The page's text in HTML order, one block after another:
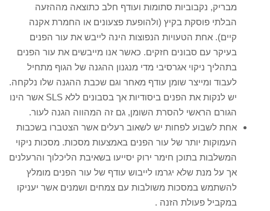
מבריק, נקבוביות סתומות ועודף חלב כתוצאה מההזעה
הבלתי פוסקת בקיץ (ולהופעת פצעונים או החמרת אקנה
קיים). אחת הטעויות הנפוצות הינה לייבש את עור הפנים
בעיקר עם סבונים חזקים. כאשר אנו מייבשים את עור הפנים
בתהליך ניקוי אגרסיבי מדי מנגנון ההגנה של הגוף מתחיל
לעבוד ומייצר שומן עודף מאחר וגם שכבת ההגנה שלו נלקחה.
יש לנקות את הפנים ביסודיות אך בסבונים ללא SLS אשר הינו
הגורם הראשי להסרת השומן, גם זה המהווה הגנה לעור.
אחת לשבוע לפחות יש לשאוב רעלים אשר הצטברו בשכבות
העמוקות יותר של עור הפנים באמצעות מסכות. מסכות ניקוי
המשלבות בתוכן חימר ירוק יסייעו בשאיבת הליכלוך והרעלנים
אך על מנת שלא יגרמו לייבוש עודף של עור הפנים מומלץ
להשתמש במסכות משולבות עם צמחים ושמנים אשר יעניקו
במקביל פעולת הזנה .